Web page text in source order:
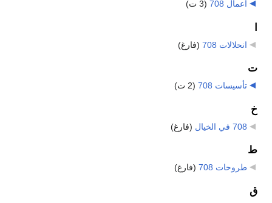
أعمال 708 (3 ت)
انحلالات 708 (فارغ)
ت
تأسيسات 708 (2 ت)
خ
708 في الخيال (فارغ)
ط
طروحات 708 (فارغ)
ق